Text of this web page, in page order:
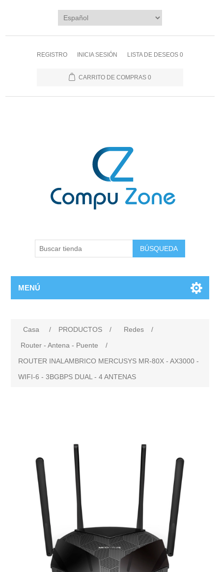
REGISTRO INICIA SESIÓN LISTA DE DESEOS 0
CARRITO DE COMPRAS 0
BÚSQUEDA
MENÚ
Casa / PRODUCTOS / Redes
/
Router - Antena - Puente
/
ROUTER INALAMBRICO MERCUSYS MR-80X - AX3000 -
WIFI-6 - 3BGBPS DUAL - 4 ANTENAS